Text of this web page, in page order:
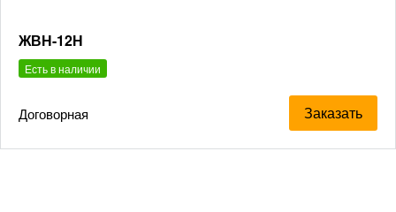
ЖВН-12Н
Есть в наличии
Договорная Заказать